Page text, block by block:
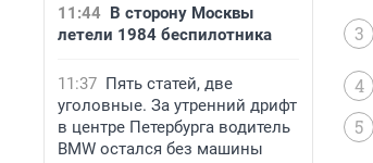
11:44 В сторону Москвы
летели 1984 беспилотника
11:37 Пять статей, две
уголовные. За утренний дрифт
в центре Петербурга водитель
BMW остался без машины
3
4
5